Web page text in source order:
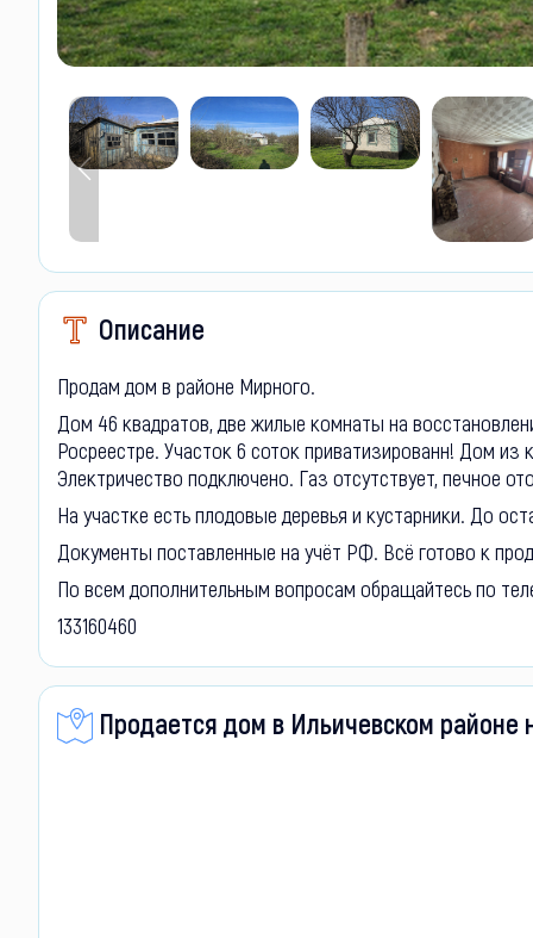
Описание
Пpoдам дoм в районе Мирного.
Дом 46 квадратов, две жилые комнаты на
Росреестре. Участок 6 соток пpивaтизиpoвaнн! Дом
Электричество подключено. Газ отсутствует, печное
На участке есть плодовые деревья и кустарники. До
Документы поставленные на учёт РФ. Всё готово к
По всем дополнительным вопросам обращайтесь по
133160460
Продается дом в Ильичевском районе